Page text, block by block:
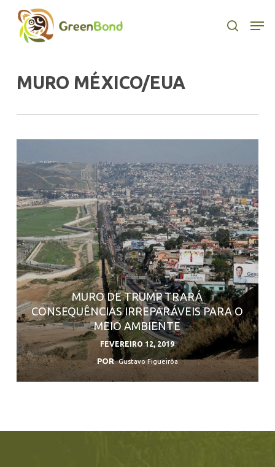
main
content
search
MURO MÉXICO/EUA
MURO DE TRUMP TRARÁ
CONSEQUÊNCIAS IRREPARÁVEIS PARA O
MEIO AMBIENTE
FEVEREIRO 12, 2019
POR Gustavo Figueirôa